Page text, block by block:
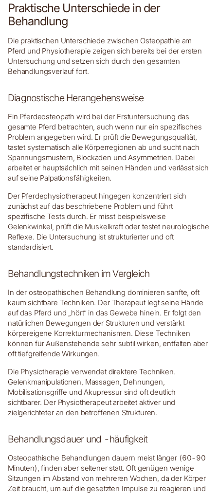
Praktische Unterschiede in der
Behandlung
Die praktischen Unterschiede zwischen Osteopathie am
Pferd und Physiotherapie zeigen sich bereits bei der ersten
Untersuchung und setzen sich durch den gesamten
Behandlungsverlauf fort.
Diagnostische Herangehensweise
Ein Pferdeosteopath wird bei der Erstuntersuchung das
gesamte Pferd betrachten, auch wenn nur ein spezifisches
Problem angegeben wird. Er prüft die Bewegungsqualität,
tastet systematisch alle Körperregionen ab und sucht nach
Spannungsmustern, Blockaden und Asymmetrien. Dabei
arbeitet er hauptsächlich mit seinen Händen und verlässt sich
auf seine Palpationsfähigkeiten.
Der Pferdephysiotherapeut hingegen konzentriert sich
zunächst auf das beschriebene Problem und führt
spezifische Tests durch. Er misst beispielsweise
Gelenkwinkel, prüft die Muskelkraft oder testet neurologische
Reflexe. Die Untersuchung ist strukturierter und oft
standardisiert.
Behandlungstechniken im Vergleich
In der osteopathischen Behandlung dominieren sanfte, oft
kaum sichtbare Techniken. Der Therapeut legt seine Hände
auf das Pferd und „hört“ in das Gewebe hinein. Er folgt den
natürlichen Bewegungen der Strukturen und verstärkt
körpereigene Korrekturmechanismen. Diese Techniken
können für Außenstehende sehr subtil wirken, entfalten aber
oft tiefgreifende Wirkungen.
Die Physiotherapie verwendet direktere Techniken.
Gelenkmanipulationen, Massagen, Dehnungen,
Mobilisationsgriffe und Akupressur sind oft deutlich
sichtbarer. Der Physiotherapeut arbeitet aktiver und
zielgerichteter an den betroffenen Strukturen.
Behandlungsdauer und -häufigkeit
Osteopathische Behandlungen dauern meist länger (60-90
Minuten), finden aber seltener statt. Oft genügen wenige
Sitzungen im Abstand von mehreren Wochen, da der Körper
Zeit braucht, um auf die gesetzten Impulse zu reagieren und